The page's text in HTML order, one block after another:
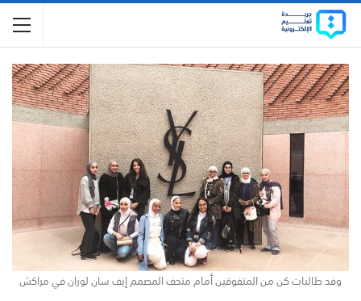
وفد طالبات كن من المتفوقين أمام متحف المصمم إيف سان لوران في مراكش